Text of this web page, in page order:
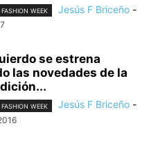
WEEK Jesús F Briceño -
se estrena
las novedades de la
WEEK Jesús F Briceño -